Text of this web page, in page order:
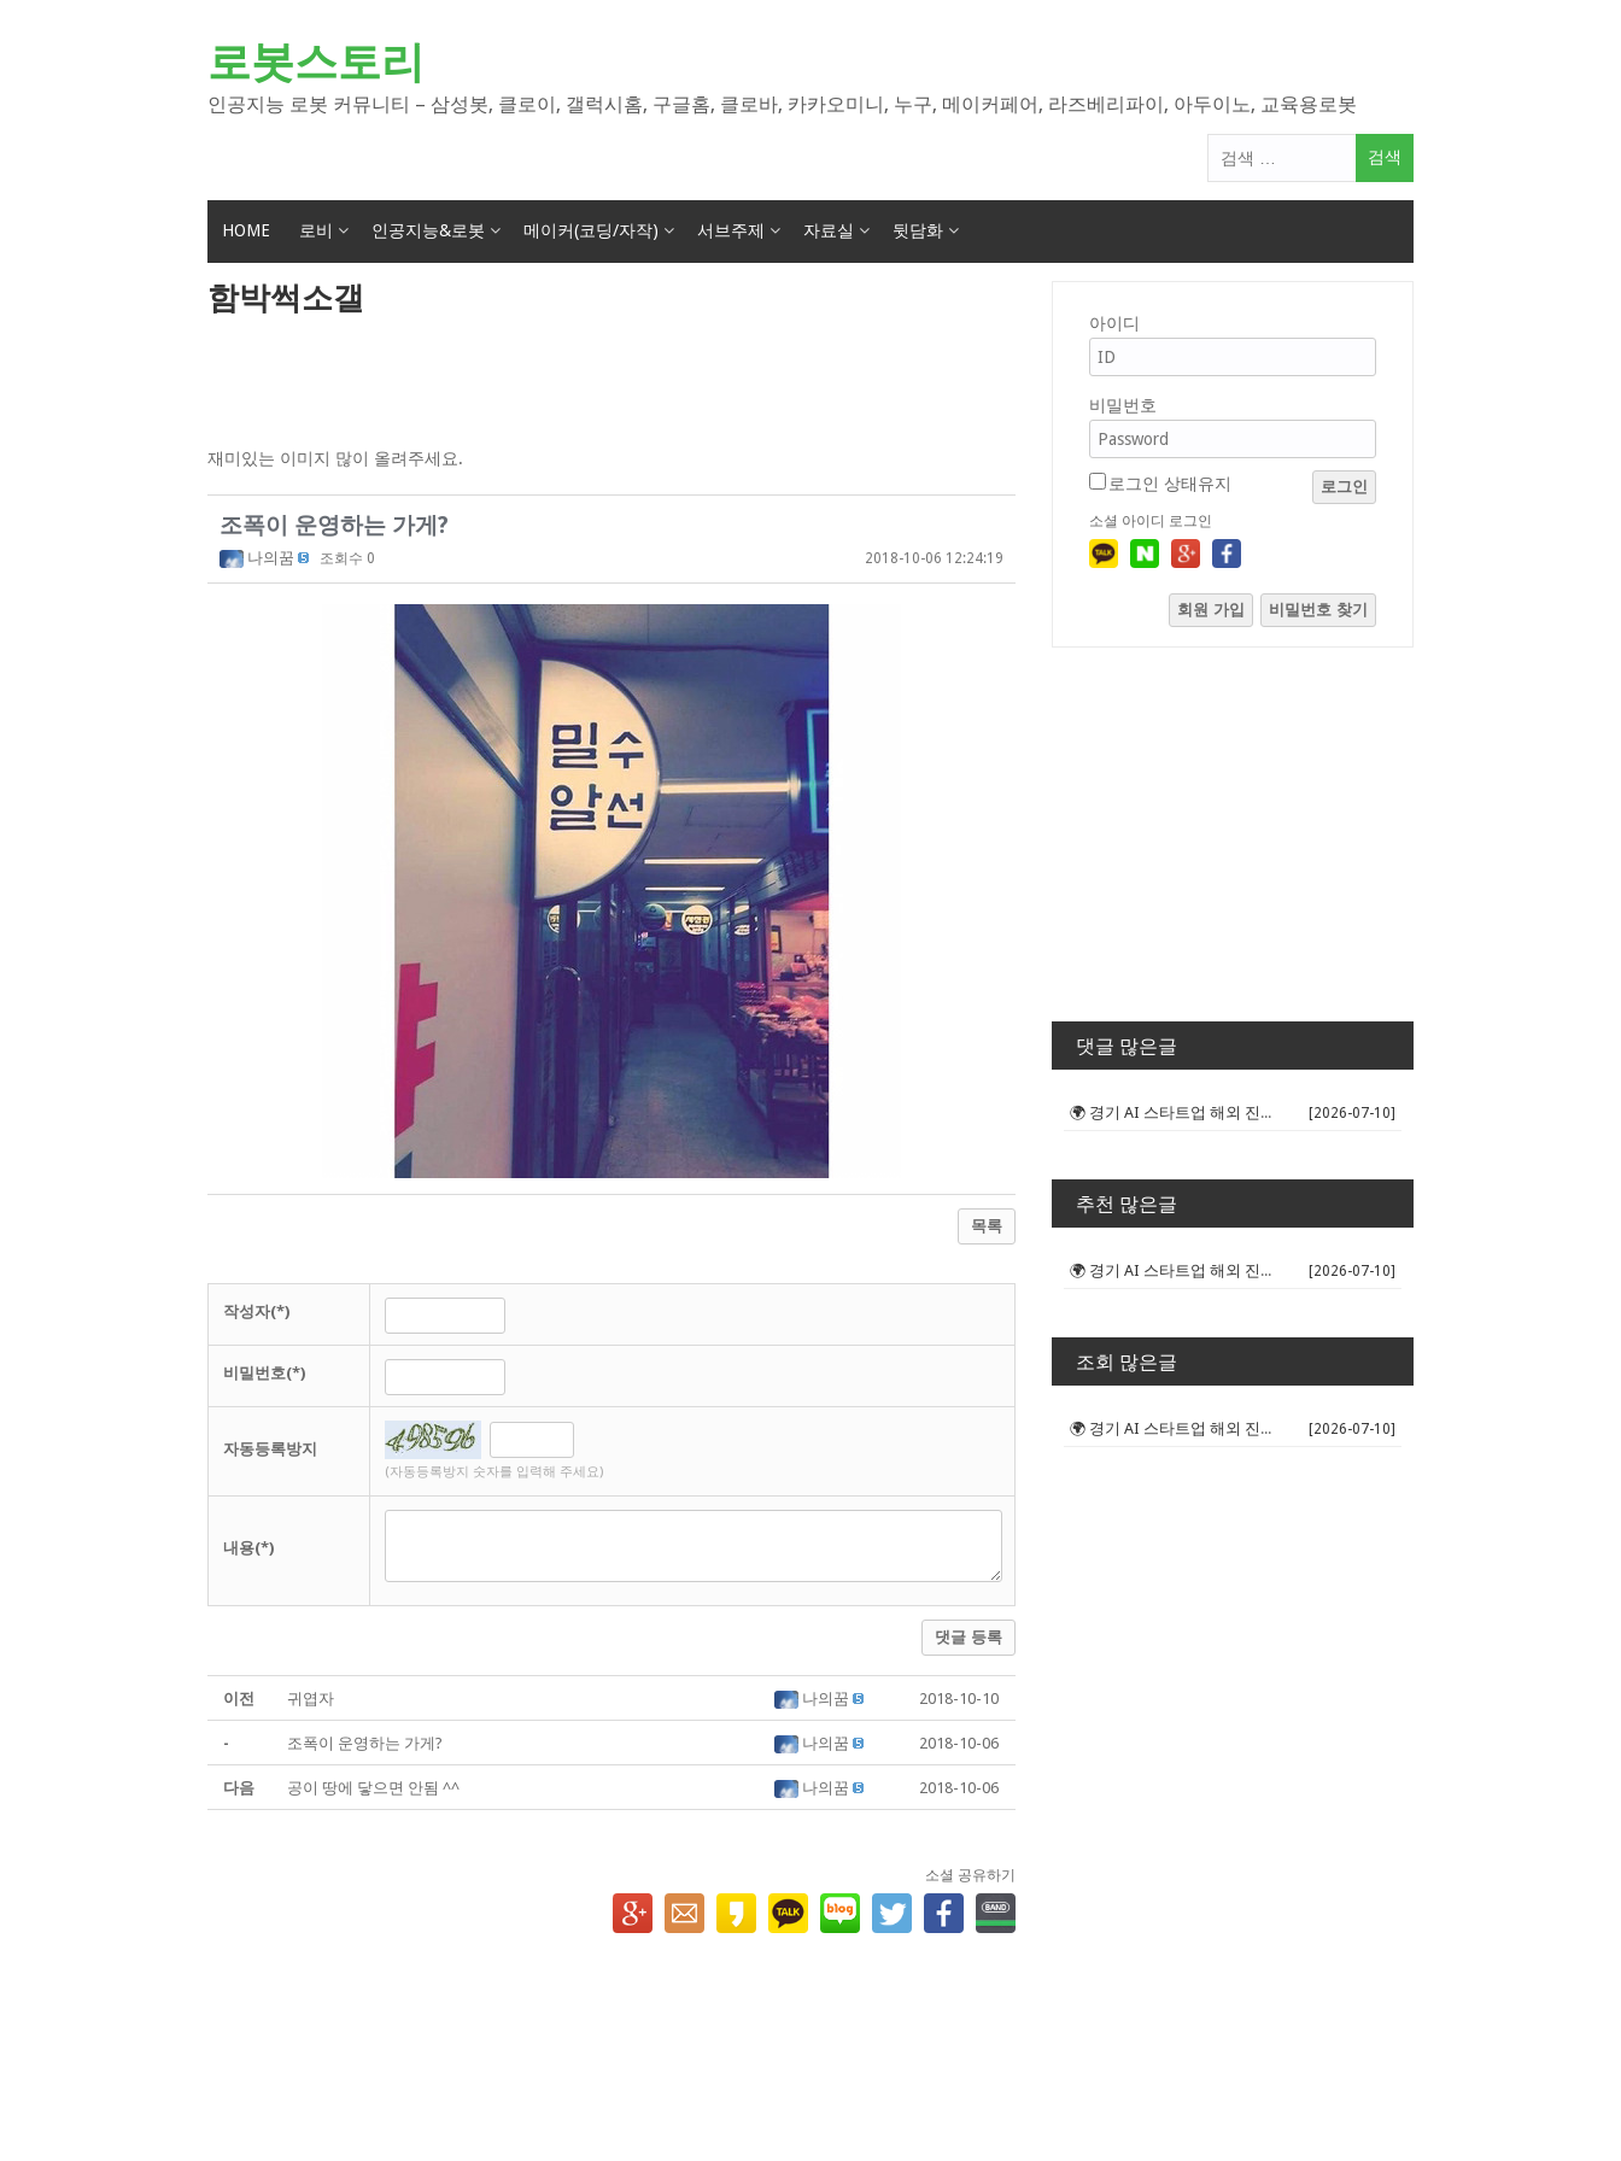
로봇스토리
인공지능 로봇 커뮤니티 – 삼성봇, 클로이, 갤럭시홈, 구글홈, 클로바, 카카오미니, 누구, 메이커페어, 라즈베리파이, 아두이노, 교육용로봇
색
HOME 로비 인공지능&로봇 메이커(코딩/자작) 서브주제 자료실 뒷담화
함박썩소갤
재미있는 이미지 많이 올려주세요.
조폭이 운영하는 가게?
나의꿈 조회수 0 2018-10-06 12:24:19
목록
작성자(*)
비밀번호(*)
자동등록방지
(자동등록방지 숫자를 입력해 주세요)
내용(*)
댓글 등록
이전 귀엽자 나의꿈 2018-10-10
- 조폭이 운영하는 가게? 나의꿈 2018-10-06
다음 공이 땅에 닿으면 안됨 ^^ 나의꿈 2018-10-06
소셜 공유하기
아이디
비밀번호
로그인 상태유지 로그인
소셜 아이디 로그인
회원 가입 비밀번호 찾기
댓글 많은글
🌍 경기 AI 스타트업 해외 진출 판... [2026-07-10]
추천 많은글
🌍 경기 AI 스타트업 해외 진출 판... [2026-07-10]
조회 많은글
🌍 경기 AI 스타트업 해외 진출 판... [2026-07-10]